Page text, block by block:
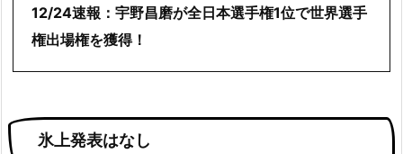
12/24速報：宇野昌磨が全日本選手権1位で世界選手
権出場権を獲得！
氷上発表はなし